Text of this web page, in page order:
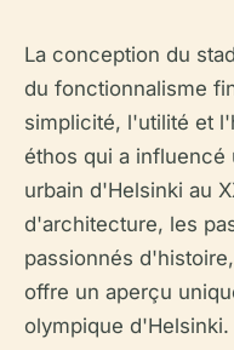
La conception du
du fonctionnalisme
simplicité, l'utilité et
éthos qui a influencé
urbain d'Helsinki au
d'architecture, les
passionnés
offre un aperçu
olympique d'Helsinki.